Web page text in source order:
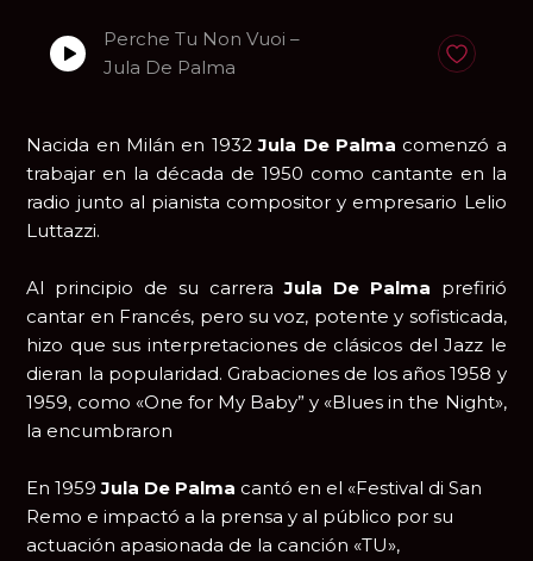
Perche Tu Non Vuoi –
Jula De Palma
Anadir a
Nacida en Milán en 1932Jula De Palma comenzó a
trabajar en la década de 1950 como cantante en la
radio junto al pianista compositor y empresario Lelio
Luttazzi.
Al principio de su carreraJula De Palma prefirió
cantar en Francés, pero su voz, potente y sofisticada,
hizo que sus interpretaciones de clásicos del Jazz le
dieran la popularidad. Grabaciones de los años 1958 y
1959, como «One for My Baby” y «Blues in the Night»,
la encumbraron
En 1959Jula De Palma cantó en el «Festival di San
Remo e impactó a la prensa y al público por su
actuación apasionada de la canción «TU»,